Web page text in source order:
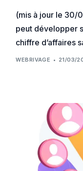
(mis à jour le 30/
peut développer
chiffre d’affaires
WEBRIVAGE 21/03/